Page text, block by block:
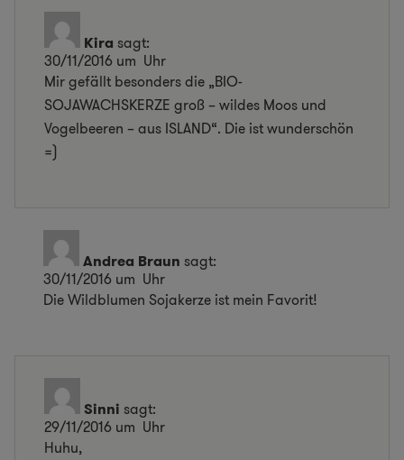
Kira sagt:
30/11/2016 um Uhr
Mir gefällt besonders die „BIO-
SOJAWACHSKERZE groß – wildes Moos und
Vogelbeeren – aus ISLAND“. Die ist wunderschön
=)
Andrea Braun sagt:
30/11/2016 um Uhr
Die Wildblumen Sojakerze ist mein Favorit!
Sinni sagt:
29/11/2016 um Uhr
Huhu,